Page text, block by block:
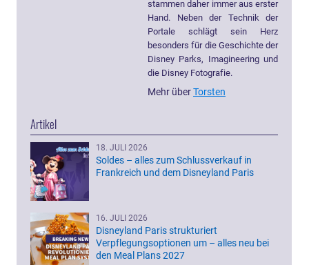
stammen daher immer aus erster
Hand. Neben der Technik der
Portale schlägt sein Herz
besonders für die Geschichte der
Disney Parks, Imagineering und
die Disney Fotografie.
Mehr überTorsten
Artikel
18. JULI 2026
Soldes – alles zum Schlussverkauf in
Frankreich und dem Disneyland Paris
16. JULI 2026
Disneyland Paris strukturiert
Verpflegungsoptionen um – alles neu bei
den Meal Plans 2027